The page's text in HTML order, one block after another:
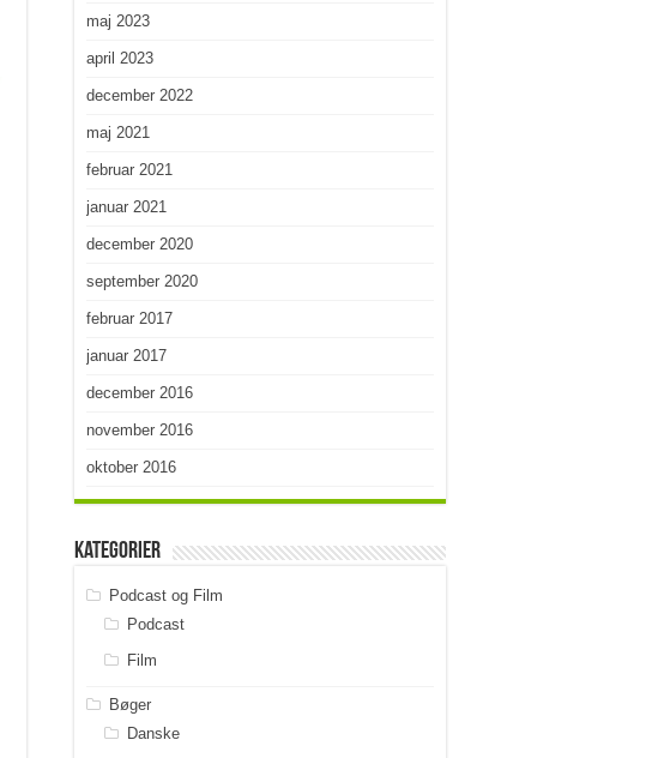
maj 2023
april 2023
december 2022
maj 2021
februar 2021
januar 2021
december 2020
september 2020
februar 2017
januar 2017
december 2016
november 2016
oktober 2016
Kategorier
Podcast og Film
Podcast
Film
Bøger
Danske